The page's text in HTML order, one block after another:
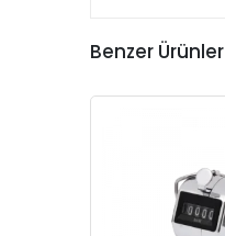
Benzer Ürünler